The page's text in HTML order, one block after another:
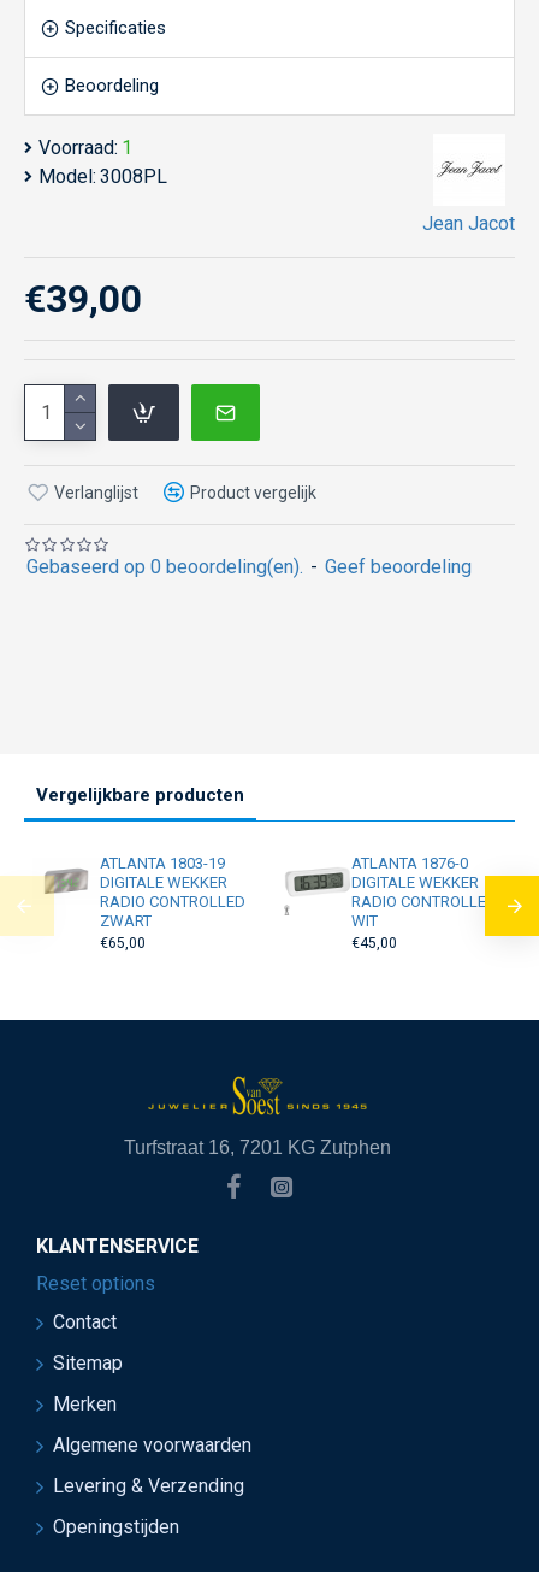
Specificaties
Beoordeling
Voorraad: 1
Model: 3008PL
Jean Jacot
Gebaseerd op 0 beoordeling(en). - Geef beoordeling
€39,00
Verlanglijst Product vergelijk
Vergelijkbare producten
ATLANTA 1803-19
DIGITALE WEKKER
RADIO CONTROLLED
ZWART
€65,00
ATLANTA 1876-0
DIGITALE WEKKER
RADIO CONTROLLED
WIT
€45,00
Turfstraat 16, 7201 KG Zutphen
KLANTENSERVICE
Reset options
Contact
Sitemap
Merken
Algemene voorwaarden
Levering & Verzending
Openingstijden